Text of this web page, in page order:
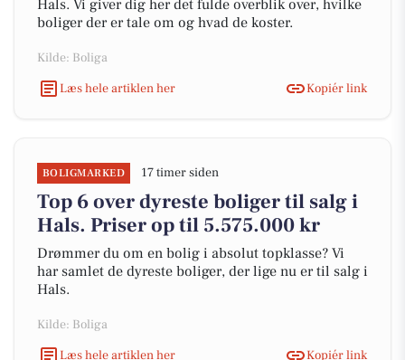
Hals. Vi giver dig her det fulde overblik over, hvilke
boliger der er tale om og hvad de koster.
Kilde: Boliga
Læs hele artiklen her
Kopiér link
BOLIGMARKED 17 timer siden
Top 6 over dyreste boliger til salg i
Hals. Priser op til 5.575.000 kr
Drømmer du om en bolig i absolut topklasse? Vi
har samlet de dyreste boliger, der lige nu er til salg i
Hals.
Kilde: Boliga
Læs hele artiklen her
Kopiér link